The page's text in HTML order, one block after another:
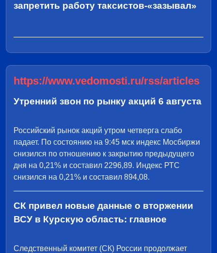
запретить работу таксистов-«зазывал»
https://www.vedomosti.ru/rss/articles
Утренний звон по рынку акций 6 августа
Российский рынок акций утром четверга слабо
падает. По состоянию на 9:45 мск индекс Мосбиржи
снизился по отношению к закрытию предыдущего
дня на 0,21% и составил 2296,89. Индекс РТС
снизился на 0,21% и составил 894,08.
СК привел новые данные о вторжении
ВСУ в Курскую область: главное
Следственный комитет (СК) России продолжает